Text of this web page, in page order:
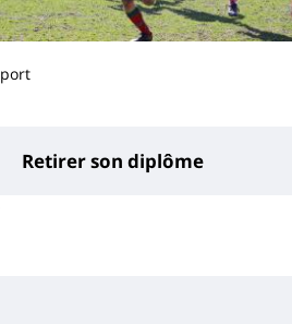
Retirer son diplôme